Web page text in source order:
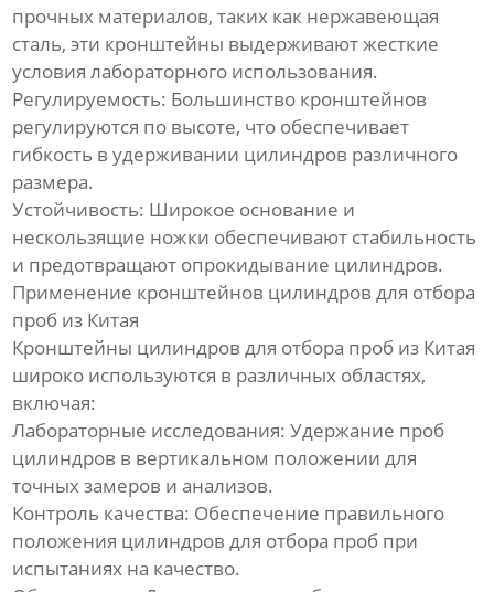
прочных материалов, таких как нержавеющая
сталь, эти кронштейны выдерживают жесткие
условия лабораторного использования.
Регулируемость: Большинство кронштейнов
регулируются по высоте, что обеспечивает
гибкость в удерживании цилиндров различного
размера.
Устойчивость: Широкое основание и
нескользящие ножки обеспечивают стабильность
и предотвращают опрокидывание цилиндров.
Применение кронштейнов цилиндров для отбора
проб из Китая
Кронштейны цилиндров для отбора проб из Китая
широко используются в различных областях,
включая:
Лабораторные исследования: Удержание проб
цилиндров в вертикальном положении для
точных замеров и анализов.
Контроль качества: Обеспечение правильного
положения цилиндров для отбора проб при
испытаниях на качество.